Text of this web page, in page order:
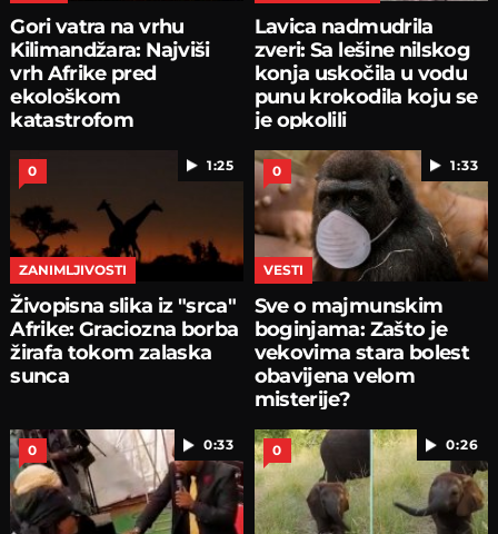
Gori vatra na vrhu
Kilimandžara: Najviši
vrh Afrike pred
ekološkom
katastrofom
Lavica nadmudrila
zveri: Sa lešine nilskog
konja uskočila u vodu
punu krokodila koju se
je opkolili
1:25
0
ZANIMLJIVOSTI
Živopisna slika iz "srca"
Afrike: Graciozna borba
žirafa tokom zalaska
sunca
1:33
0
VESTI
Sve o majmunskim
boginjama: Zašto je
vekovima stara bolest
obavijena velom
misterije?
0:33
0 0:26
0